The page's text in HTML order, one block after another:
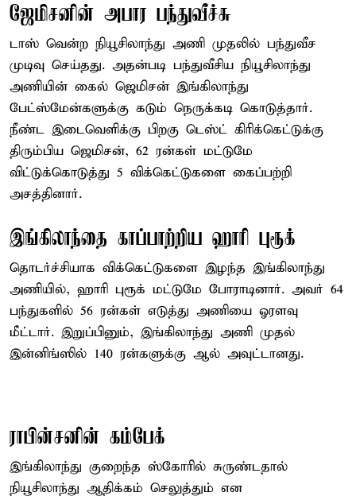
ஜேமிசனின் அபார பந்துவீச்சு
டாஸ் வென்ற நியூசிலாந்து அணி முதலில் பந்துவீச
முடிவு செய்தது. அதன்படி பந்துவீசிய நியூசிலாந்து
அணியின் கைல் ஜெமிசன் இங்கிலாந்து
பேட்ஸ்மேன்களுக்கு கடும் நெருக்கடி கொடுத்தார்.
நீண்ட இடைவெளிக்கு பிறகு டெஸ்ட் கிரிக்கெட்டுக்கு
திரும்பிய ஜெமிசன், 62 ரன்கள் மட்டுமே
விட்டுக்கொடுத்து 5 விக்கெட்டுகளை கைப்பற்றி
அசத்தினார்.
இங்கிலாந்தை காப்பாற்றிய ஹாரி புரூக்
தொடர்ச்சியாக விக்கெட்டுகளை இழந்த இங்கிலாந்து
அணியில், ஹாரி புரூக் மட்டுமே போராடினார். அவர் 64
பந்துகளில் 56 ரன்கள் எடுத்து அணியை ஓரளவு
மீட்டார். இறுப்பினும், இங்கிலாந்து அணி முதல்
இன்னிங்ஸில் 140 ரன்களுக்கு ஆல் அவுட்டானது.
ராபின்சனின் கம்பேக்
இங்கிலாந்து குறைந்த ஸ்கோரில் சுருண்டதால்
நியூசிலாந்து ஆதிக்கம் செலுத்தும் என